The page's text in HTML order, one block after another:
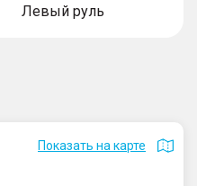
Левый руль
Показать на карте